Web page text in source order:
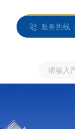
服务热线：